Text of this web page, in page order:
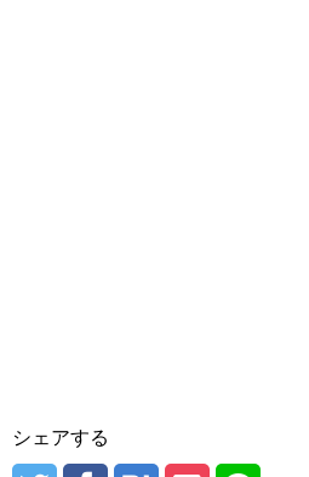
シェアする